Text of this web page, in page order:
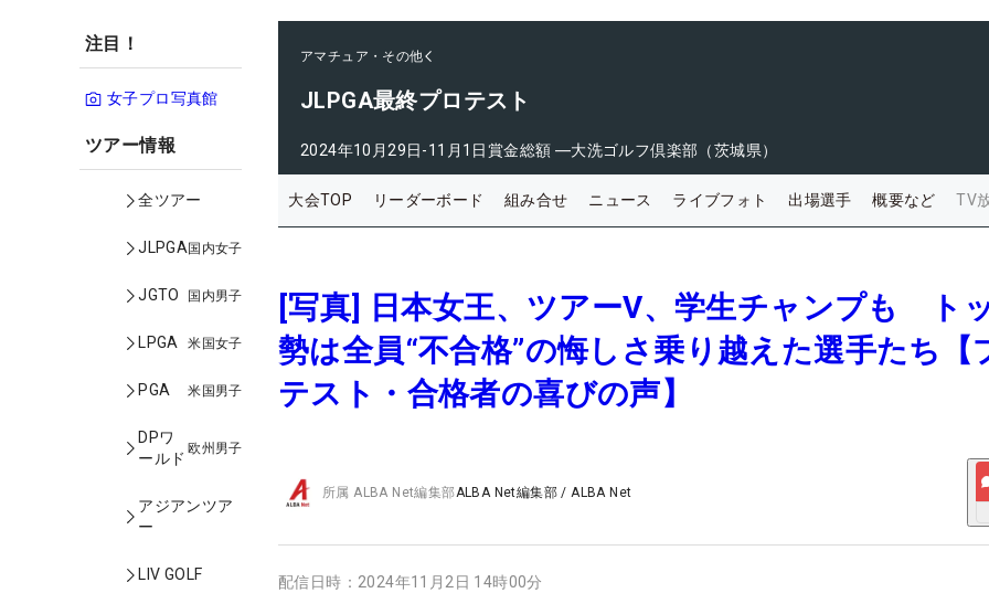
注目！
女子プロ写真館
ツアー情報
全ツアー
JLPGA国内女子
JGTO 国内男子
LPGA 米国女子
PGA 米国男子
DPワ
ールド
欧州男子
アジアンツア
ー
LIV GOLF
アマチュア・その他
JLPGA最終プロテスト
2024年10月29日-11月1日賞金総額 ―大洗ゴルフ倶楽部（茨城県）
大会TOP リーダーボード 組み合せ ニュース ライブフォト 出場選手 概要など TV
[写真] 日本女王、ツアーV、学生チャンプも ト
勢は全員“不合格”の悔しさ乗り越えた選手たち【
テスト・合格者の喜びの声】
所属ALBA Net編集部ALBA Net編集部 /ALBA Net
配信日時： 2024年11月2日 14時00分